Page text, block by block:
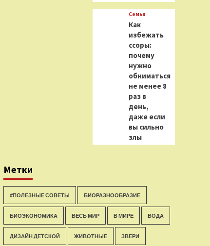
Семья
Как
избежать
ссоры:
почему
нужно
обниматься
не менее 8
раз в
день,
даже если
вы сильно
злы
Метки
#ПОЛЕЗНЫЕ СОВЕТЫ БИОРАЗНООБРАЗИЕ
БИОЭКОНОМИКА ВЕСЬ МИР В МИРЕ ВОДА
ДИЗАЙН ДЕТСКОЙ ЖИВОТНЫЕ ЗВЕРИ